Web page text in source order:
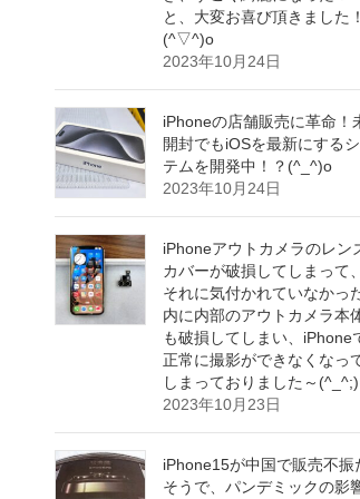
と、大変お喜び頂きました！
(^▽^)o
2023年10月24日
iPhoneの店舗販売に革命！
開封でもiOSを最新にする
テムを開発中！？(^_^)o
2023年10月24日
iPhoneアウトカメラのレン
カバーが破損してしまって、
それに気付かれていなかっ
内に内部のアウトカメラ本
も破損してしまい、iPhone
正常に撮影ができなくなっ
しまっておりました～(^_^;)
2023年10月23日
iPhone15が中国で販売不振
そうで、パンデミックの影